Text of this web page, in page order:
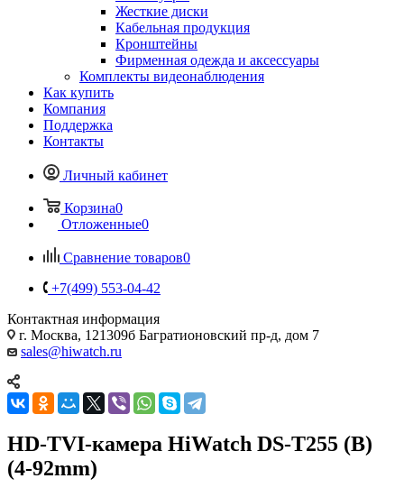
Жесткие диски
Кабельная продукция
Кронштейны
Фирменная одежда и аксессуары
Комплекты видеонаблюдения
Как купить
Компания
Поддержка
Контакты
Личный кабинет
Корзина0
Отложенные0
Сравнение товаров0
+7(499) 553-04-42
Контактная информация
г. Москва, 121309б Багратионовский пр-д, дом 7
sales@hiwatch.ru
HD-TVI-камера HiWatch DS-T255 (B)
(4-92mm)